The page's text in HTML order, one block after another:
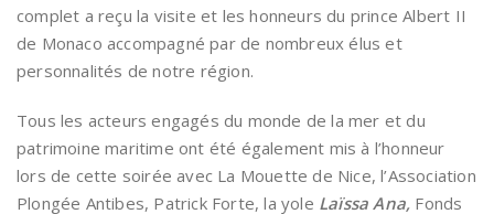
complet a reçu la visite et les honneurs du prince Albert II
de Monaco accompagné par de nombreux élus et
personnalités de notre région.
Tous les acteurs engagés du monde de la mer et du
patrimoine maritime ont été également mis à l’honneur
lors de cette soirée avec La Mouette de Nice, l’Association
Plongée Antibes, Patrick Forte, la yole Laïssa Ana, Fonds